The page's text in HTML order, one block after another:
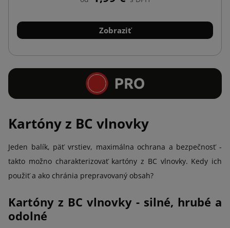
Zobraziť
Kartóny z BC vlnovky
Jeden balík, päť vrstiev, maximálna ochrana a bezpečnosť -
takto možno charakterizovať kartóny z BC vlnovky. Kedy ich
použiť a ako chránia prepravovaný obsah?
Kartóny z BC vlnovky - silné, hrubé a
odolné